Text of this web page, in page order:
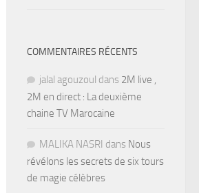
COMMENTAIRES RÉCENTS
jalal agouzoul dans 2M live ,
2M en direct : La deuxième
chaine TV Marocaine
MALIKA NASRI dans Nous
révélons les secrets de six tours
de magie célèbres